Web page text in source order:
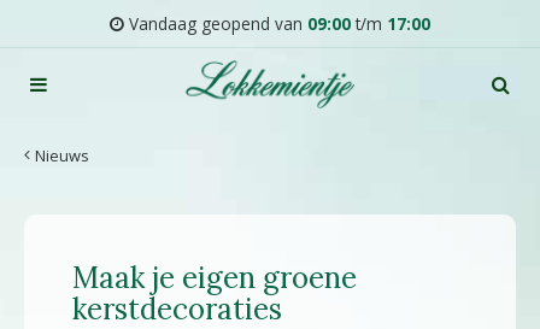
Nieuws
Vandaag geopend van 09:00t/m 17:00
Maak je eigen groene
kerstdecoraties